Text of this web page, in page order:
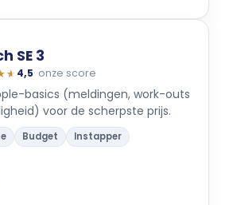
SE 3
4,5· onze score
basics (meldingen, work-outs
voor de scherpste prijs.
Budget Instapper